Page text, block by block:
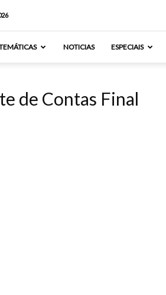
NOTICIAS ESPECIAIS
de Contas Final